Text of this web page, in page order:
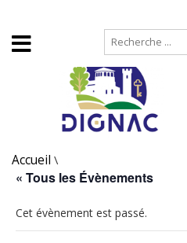
Accueil \
« Tous les Évènements
Cet évènement est passé.